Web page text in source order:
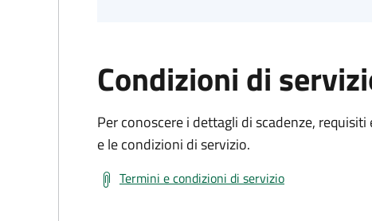
Condizioni di
Per conoscere i dettagli di scadenze,
e le condizioni di servizio.
Termini e condizioni di servizio